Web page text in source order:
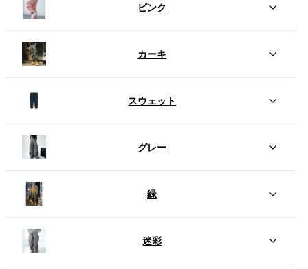
ピンク
カーキ
スウェット
グレー
緑
迷彩